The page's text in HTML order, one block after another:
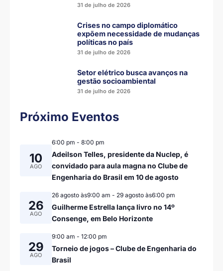
31 de julho de 2026
Crises no campo diplomático
expõem necessidade de mudanças
políticas no país
31 de julho de 2026
Setor elétrico busca avanços na
gestão socioambiental
31 de julho de 2026
Próximo Eventos
AGO
10
6:00 pm - 8:00 pm
Adeilson Telles, presidente da Nuclep, é
convidado para aula magna no Clube de
Engenharia do Brasil em 10 de agosto
AGO
26
26 agosto às9:00 am - 29 agosto às6:00 pm
Guilherme Estrella lança livro no 14º
Consenge, em Belo Horizonte
AGO
29
9:00 am - 12:00 pm
Torneio de jogos – Clube de Engenharia do
Brasil